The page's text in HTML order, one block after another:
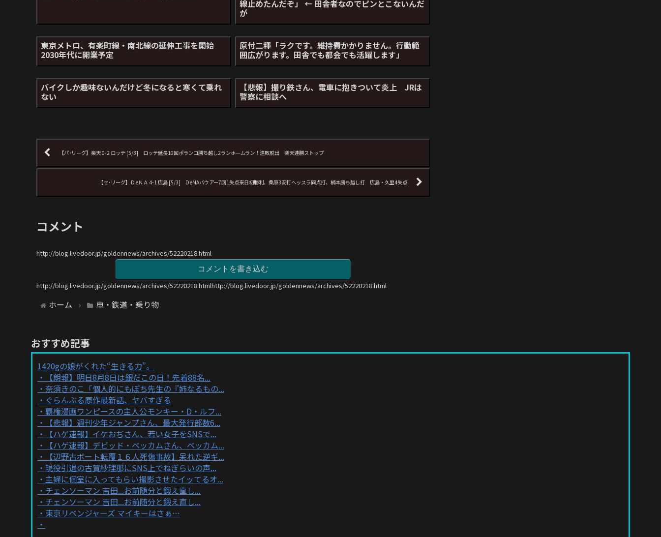
線止めたんだぞ」 ← 田舎者なのでピンとこないんだ
が
東京メトロ、有楽町線・南北線の延伸工事を開始
2030年代に開業予定
原付二種「ラクです。維持費かかりません。行動範
囲広がります。田舎でも都会でも活躍します」
バイクしか趣味ないんだけど冬になると寒くて乗れ
ない
【悲報】撮り鉄さん、電車に抱きついて炎上 JRは
警察に相談へ
【パ･リーグ】楽天 0-2 ロッテ [5/3] ロッテ延長10回ポランコ勝ち越し2ランホームラン！連敗脱出 楽天連勝ストップ
【セ･リーグ】ＤeＮＡ 4-1 広島 [5/3] DeNAバウアー7回1失点来日初勝利、桑原3安打ヘッスラ同点打、楠本勝ち越し打 広島・久里4失点
コメント
http://blog.livedoor.jp/goldennews/archives/52220218.html
コメントを書き込む
http://blog.livedoor.jp/goldennews/archives/52220218.htmlhttp://blog.livedoor.jp/goldennews/archives/52220218.html
ホーム 車・鉄道・乗り物
おすすめ記事
1420gの娘がくれた“生きる力”。
【朗報】明日8月8日は銀だこの日！先着88名...
奈須きのこ「個人的にもぽち先生の『姉なるもの...
ぐらんぶる原作最新話、ヤバすぎる
覇権漫画ワンピースの主人公モンキー・D・ルフ...
【悲報】週刊少年ジャンプさん、最大発行部数6...
【ハゲ速報】イケおぢさん、若い女子をSNSで...
【ハゲ速報】デビッド・ベッカムさん、ベッカム...
【辺野古ボート転覆１６人死傷事故】呆れた逆ギ...
現役引退の古賀紗理那にSNS上でねぎらいの声...
主婦に個室に入ってもらい撮影させたイッてるオ...
チェンソーマン 吉田...お前随分と鍛え直し...
チェンソーマン 吉田...お前随分と鍛え直し...
東京リベンジャーズ マイキーはさぁ…